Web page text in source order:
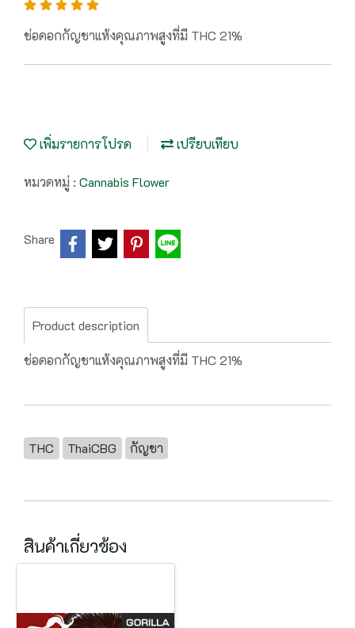
ช่อดอกกัญชาแห้งคุณภาพสูงที่มี THC 21%
เพิ่มรายการโปรด เปรียบเทียบ
หมวดหมู่ : Cannabis Flower
Share
Product description
ช่อดอกกัญชาแห้งคุณภาพสูงที่มี THC 21%
THC ThaiCBG กัญชา
สินค้าเกี่ยวข้อง